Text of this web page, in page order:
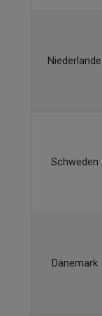
Niederlande
Schweden
Dänemark